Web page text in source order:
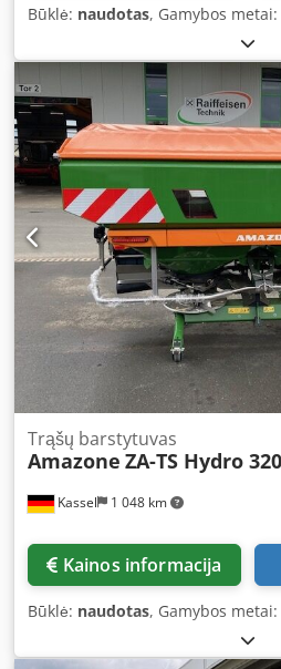
Būklė: naudotas, Gamybos metai:
Kassel 1 048 km
Trąšų barstytuvas
Amazone ZA-TS Hydro
Kainos informacija
Būklė: naudotas, Gamybos metai: